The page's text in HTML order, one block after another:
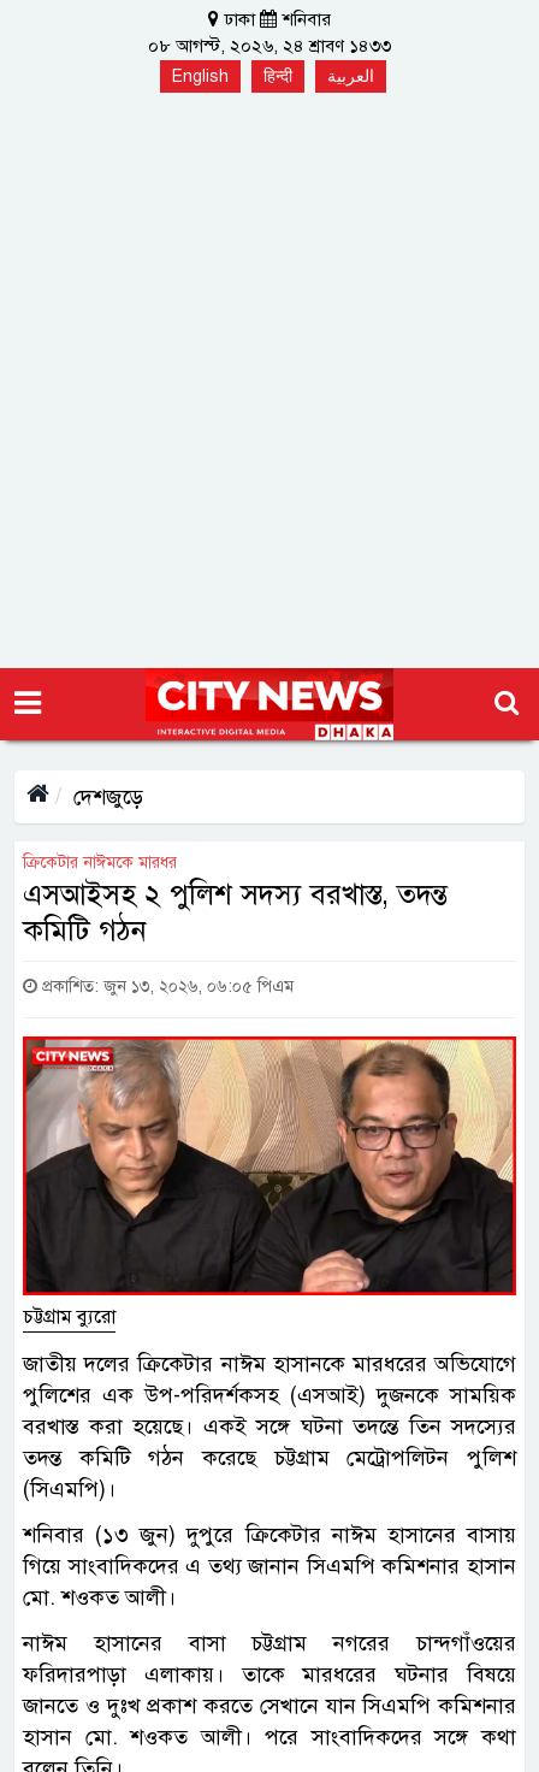
ঢাকা
শনিবার
০৮ আগস্ট, ২০২৬, ২৪ শ্রাবণ ১৪৩৩
English हिन्दी العربية
দেশজুড়ে
ক্রিকেটার নাঈমকে মারধর
এসআইসহ ২ পুলিশ সদস্য বরখাস্ত, তদন্ত
কমিটি গঠন
প্রকাশিত: জুন ১৩, ২০২৬, ০৬:০৫ পিএম
চট্টগ্রাম ব্যুরো
জাতীয় দলের ক্রিকেটার নাঈম হাসানকে মারধরের অভিযোগে
পুলিশের এক উপ-পরিদর্শকসহ (এসআই) দুজনকে সাময়িক
বরখাস্ত করা হয়েছে। একই সঙ্গে ঘটনা তদন্তে তিন সদস্যের
তদন্ত কমিটি গঠন করেছে চট্টগ্রাম মেট্রোপলিটন পুলিশ
(সিএমপি)।
শনিবার (১৩ জুন) দুপুরে ক্রিকেটার নাঈম হাসানের বাসায়
গিয়ে সাংবাদিকদের এ তথ্য জানান সিএমপি কমিশনার হাসান
মো. শওকত আলী।
নাঈম হাসানের বাসা চট্টগ্রাম নগরের চান্দগাঁওয়ের
ফরিদারপাড়া এলাকায়। তাকে মারধরের ঘটনার বিষয়ে
জানতে ও দুঃখ প্রকাশ করতে সেখানে যান সিএমপি কমিশনার
হাসান মো. শওকত আলী। পরে সাংবাদিকদের সঙ্গে কথা